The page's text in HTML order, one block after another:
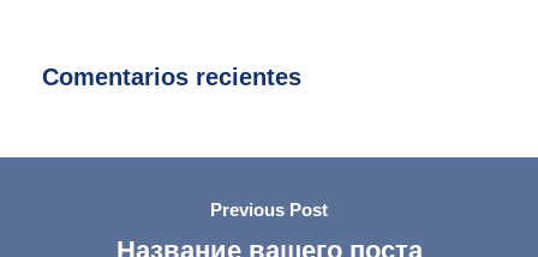
Comentarios recientes
Previous Post
Название вашего поста